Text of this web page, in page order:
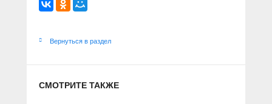
Вернуться в раздел
СМОТРИТЕ ТАКЖЕ